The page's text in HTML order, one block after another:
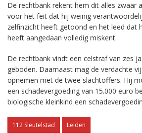
De rechtbank rekent hem dit alles zwaar
voor het feit dat hij weinig
zelfinzicht heeft getoond en het leed dat
heeft aangedaan volledig miskent.
De rechtbank vindt een celstraf van zes
geboden. Daarnaast mag de verdachte
opnemen met de twee slachtoffers. Hij
een schadevergoeding van 15.000 euro
biologische kleinkind een
112 Sleutelstad Leiden